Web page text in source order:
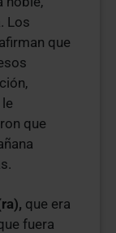
Los
que
que
que era
fuera